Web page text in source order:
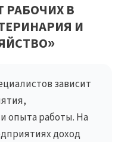
РАБОЧИХ В
И
зависит
опыта работы. На
доход